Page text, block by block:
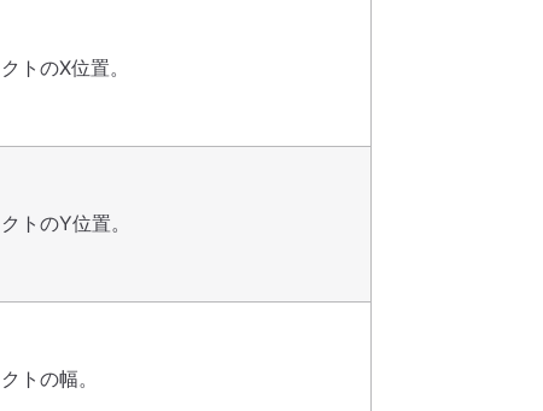
トのX位置。
トのY位置。
トの幅。